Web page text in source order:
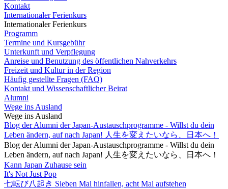
Kontakt
Internationaler Ferienkurs
Internationaler Ferienkurs
Programm
Termine und Kursgebühr
Unterkunft und Verpflegung
Anreise und Benutzung des öffentlichen Nahverkehrs
Freizeit und Kultur in der Region
Häufig gestellte Fragen (FAQ)
Kontakt und Wissenschaftlicher Beirat
Alumni
Wege ins Ausland
Wege ins Ausland
Blog der Alumni der Japan-Austauschprogramme - Willst du dein
Leben ändern, auf nach Japan! 人生を変えたいなら、日本へ！
Blog der Alumni der Japan-Austauschprogramme - Willst du dein
Leben ändern, auf nach Japan! 人生を変えたいなら、日本へ！
Kann Japan Zuhause sein
It's Not Just Pop
七転び八起き Sieben Mal hinfallen, acht Mal aufstehen